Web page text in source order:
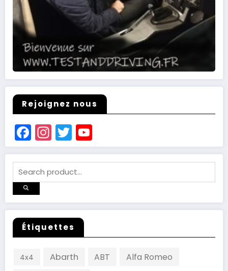
Rejoignez nous
Facebook
Instagram
Twitter
Channel
Étiquettes
4x4 Abarth ABT Alfa Romeo